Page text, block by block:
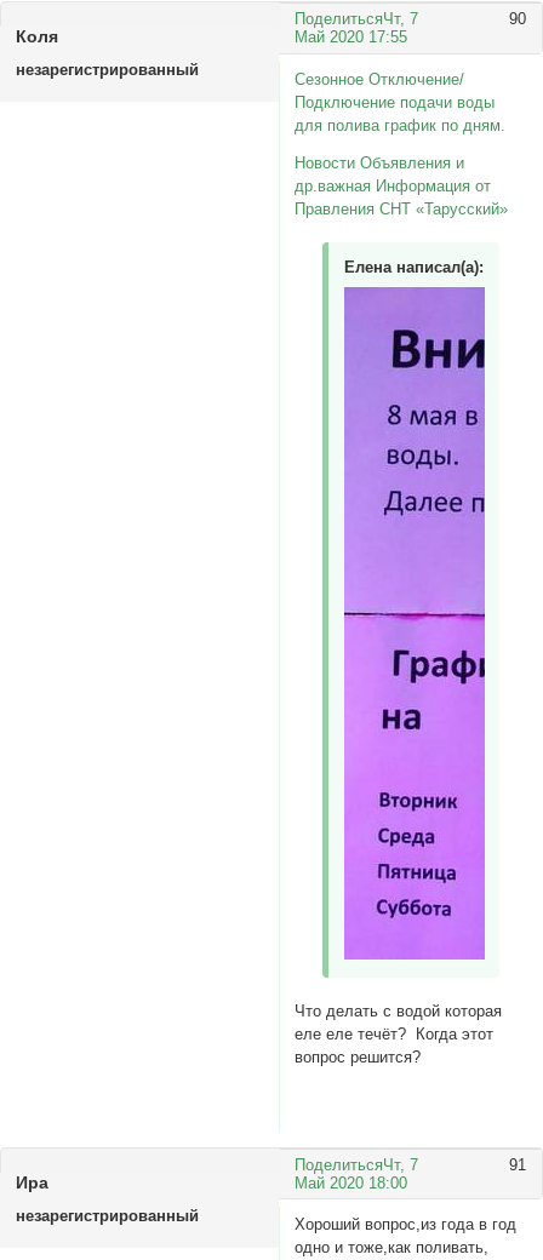
Поделиться 90
Чт, 7
Май 2020 17:55
Коля
незарегистрированный
Сезонное Отключение/
Подключение подачи воды
для полива график по дням.
Новости Объявления и
др.важная Информация от
Правления СНТ «Тарусский»
Елена написал(а):
Что делать с водой которая
еле еле течёт? Когда этот
вопрос решится?
Поделиться 91
Чт, 7
Май 2020 18:00
Ира
незарегистрированный
Хороший вопрос,из года в год
одно и тоже,как поливать,